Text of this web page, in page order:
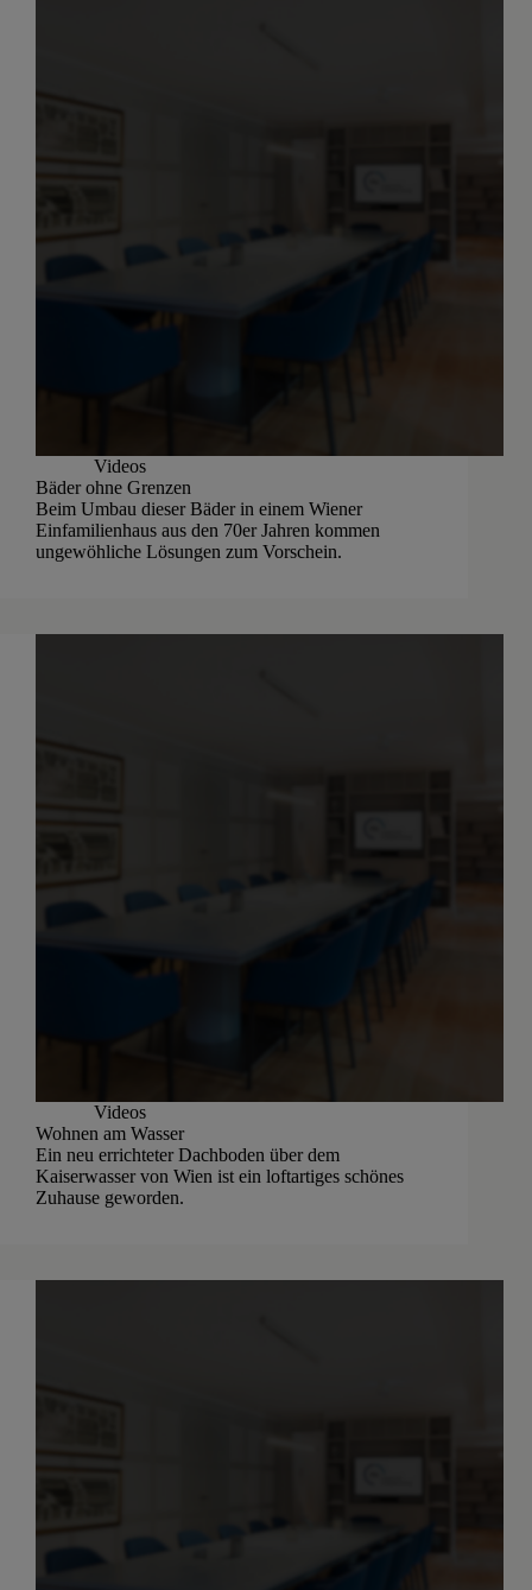
Videos
Bäder ohne Grenzen
Beim Umbau dieser Bäder in einem Wiener
Einfamilienhaus aus den 70er Jahren kommen
ungewöhliche Lösungen zum Vorschein.
Videos
Wohnen am Wasser
Ein neu errichteter Dachboden über dem
Kaiserwasser von Wien ist ein loftartiges schönes
Zuhause geworden.